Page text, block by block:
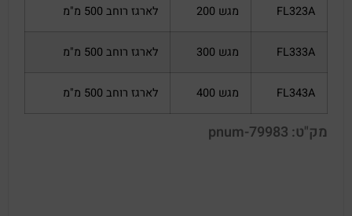
FL323A מגש 200 לארגז רוחב 500 מ"מ
FL333A מגש 300 לארגז רוחב 500 מ"מ
FL343A מגש 400 לארגז רוחב 500 מ"מ
מק"ט: pnum-79983